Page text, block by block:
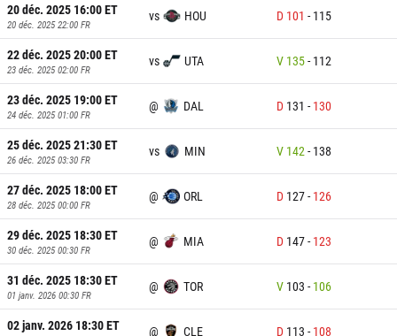
20 déc. 2025 16:00ET
20 déc. 2025 22:00 FR
vs HOU D 101 - 115
22 déc. 2025 20:00ET
23 déc. 2025 02:00 FR
vs UTA V 135- 112
23 déc. 2025 19:00ET
24 déc. 2025 01:00 FR
@ DAL D 131 - 130
25 déc. 2025 21:30ET
26 déc. 2025 03:30 FR
vs MIN V 142- 138
27 déc. 2025 18:00ET
28 déc. 2025 00:00 FR
@ ORL D 127- 126
29 déc. 2025 18:30ET
30 déc. 2025 00:30 FR
@ MIA D 147- 123
31 déc. 2025 18:30ET
01 janv. 2026 00:30 FR
@ TOR V 103 - 106
02 janv. 2026 18:30ET @ CLE D 113 - 108